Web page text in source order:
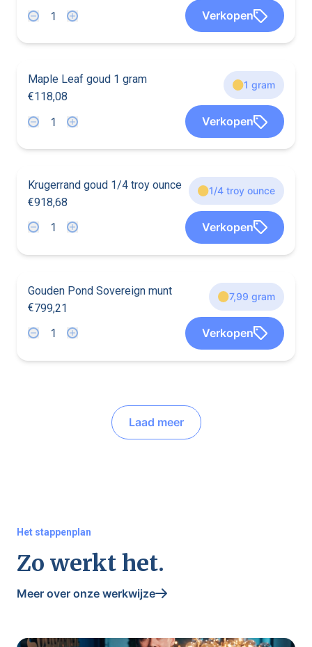
5
9
36
5
72
9
7
5
9
7
Verkopen
Maple Leaf goud 1 gram 1 gram
€1
7
4
1
1
1
8
8
,0
0
8
8
Verkopen
Krugerrand goud 1/4 troy ounce 1/4 troy ounce
€9
7
9
9
1
1
8
8
,6
6
8
8
Verkopen
Gouden Pond Sovereign munt 7,99 gram
€7
4
3
7
9
9
9
9
,2
2
1
1
Verkopen
Laad meer
Het stappenplan
Zo werkt het.
Meer over onze werkwijze